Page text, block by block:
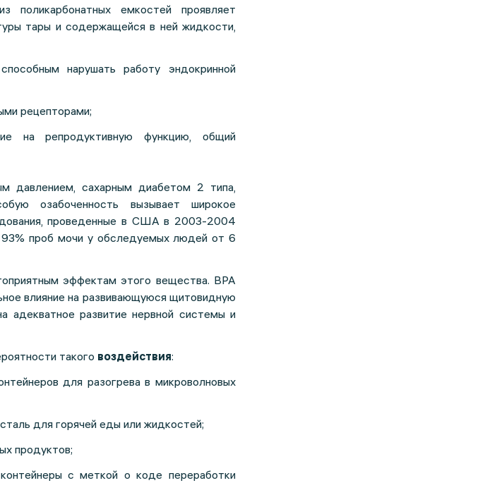
поликарбонатных емкостей проявляет
тары и содержащейся в ней жидкости,
нарушать работу эндокринной
рецепторами;
на репродуктивную функцию, общий
давлением, сахарным диабетом 2 типа,
озабоченность вызывает широкое
проведенные в США в 2003-2004
93% проб мочи у обследуемых людей от 6
эффектам этого вещества. BPA
влияние на развивающуюся щитовидную
адекватное развитие нервной системы и
такого воздействия:
для разогрева в микроволновых
для горячей еды или жидкостей;
продуктов;
с меткой о коде переработки